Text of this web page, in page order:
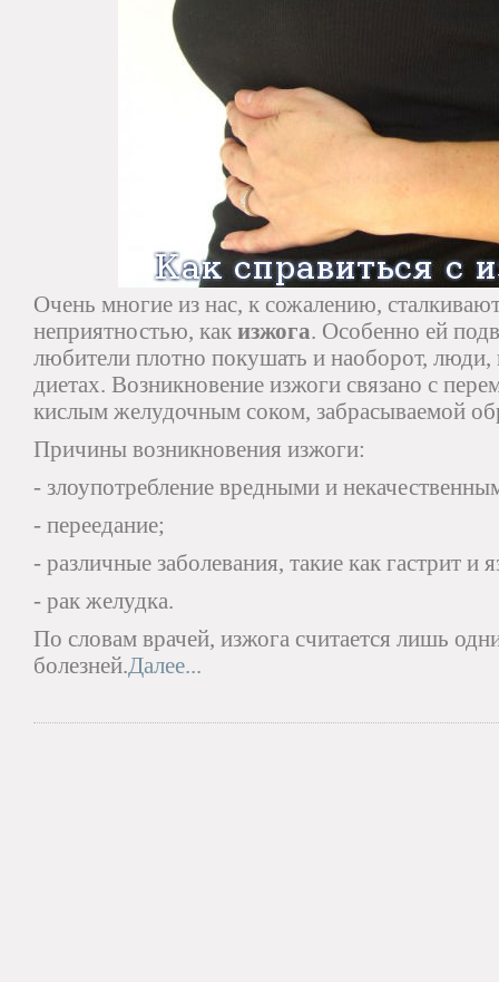
Очень многие из нас, к сожалению,
неприятностью, как изжога. Особенно ей
любители плотно покушать и наоборот,
диетах. Возникновение изжоги связано с
кислым желудочным соком, забрасываемой
Причины возникновения изжоги:
- злоупотребление вредными и
- переедание;
- различные заболевания, такие как гастрит и
- рак желудка.
По словам врачей, изжога считается лишь
болезней.Далее...